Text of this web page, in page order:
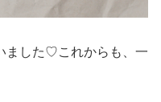
ました♡これからも、一